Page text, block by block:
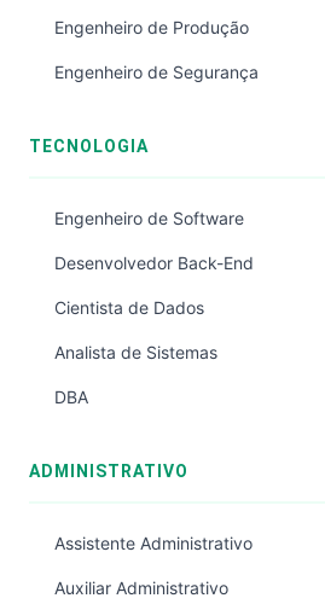
Engenheiro de Produção
Engenheiro de Segurança
TECNOLOGIA
Engenheiro de Software
Desenvolvedor Back-End
Cientista de Dados
Analista de Sistemas
DBA
ADMINISTRATIVO
Assistente Administrativo
Auxiliar Administrativo